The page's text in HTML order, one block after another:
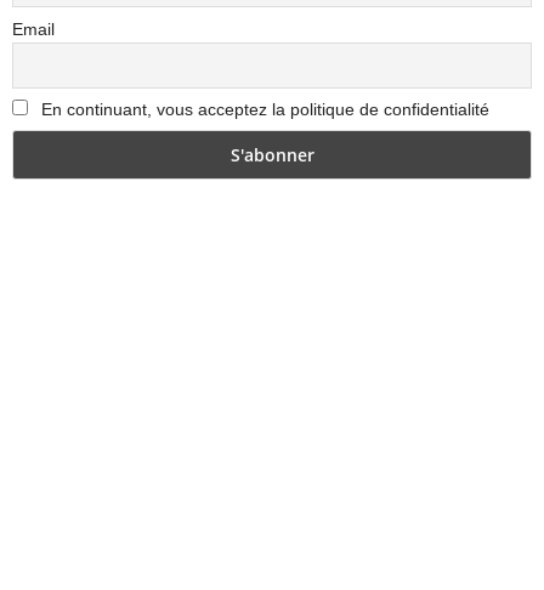
Email
En continuant, vous acceptez la politique de confidentialité